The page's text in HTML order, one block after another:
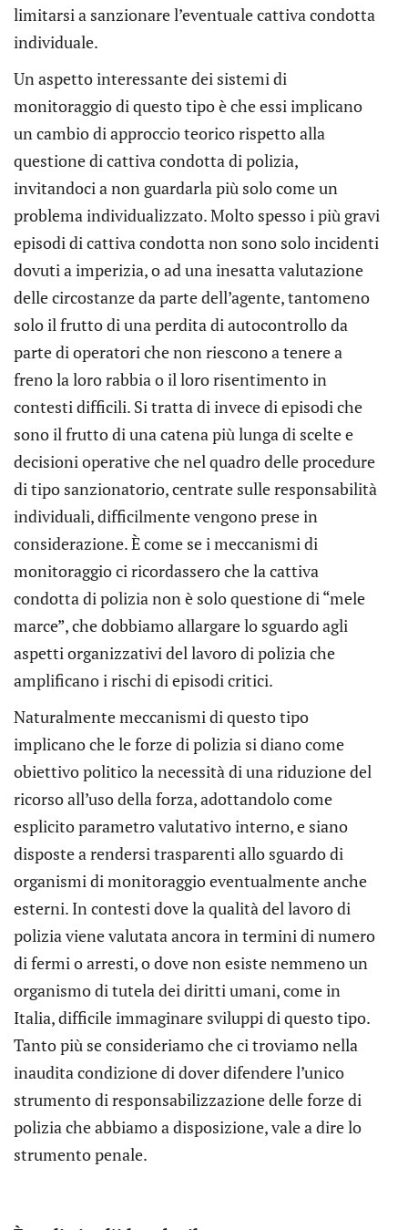
limitarsi a sanzionare l’eventuale cattiva condotta
individuale.
Un aspetto interessante dei sistemi di
monitoraggio di questo tipo è che essi implicano
un cambio di approccio teorico rispetto alla
questione di cattiva condotta di polizia,
invitandoci a non guardarla più solo come un
problema individualizzato. Molto spesso i più gravi
episodi di cattiva condotta non sono solo incidenti
dovuti a imperizia, o ad una inesatta valutazione
delle circostanze da parte dell’agente, tantomeno
solo il frutto di una perdita di autocontrollo da
parte di operatori che non riescono a tenere a
freno la loro rabbia o il loro risentimento in
contesti difficili. Si tratta di invece di episodi che
sono il frutto di una catena più lunga di scelte e
decisioni operative che nel quadro delle procedure
di tipo sanzionatorio, centrate sulle responsabilità
individuali, difficilmente vengono prese in
considerazione. È come se i meccanismi di
monitoraggio ci ricordassero che la cattiva
condotta di polizia non è solo questione di “mele
marce”, che dobbiamo allargare lo sguardo agli
aspetti organizzativi del lavoro di polizia che
amplificano i rischi di episodi critici.
Naturalmente meccanismi di questo tipo
implicano che le forze di polizia si diano come
obiettivo politico la necessità di una riduzione del
ricorso all’uso della forza, adottandolo come
esplicito parametro valutativo interno, e siano
disposte a rendersi trasparenti allo sguardo di
organismi di monitoraggio eventualmente anche
esterni. In contesti dove la qualità del lavoro di
polizia viene valutata ancora in termini di numero
di fermi o arresti, o dove non esiste nemmeno un
organismo di tutela dei diritti umani, come in
Italia, difficile immaginare sviluppi di questo tipo.
Tanto più se consideriamo che ci troviamo nella
inaudita condizione di dover difendere l’unico
strumento di responsabilizzazione delle forze di
polizia che abbiamo a disposizione, vale a dire lo
strumento penale.